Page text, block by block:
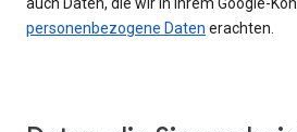
auch Daten, die wir in Ihrem Google-
personenbezogene Daten erachten.